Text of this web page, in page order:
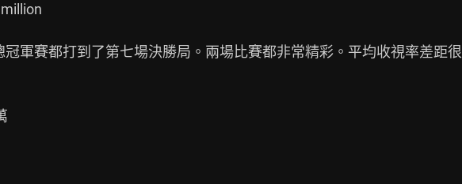
冠軍賽都打到了第七場決勝局。兩場比賽都非常精彩。平均收視率差距很